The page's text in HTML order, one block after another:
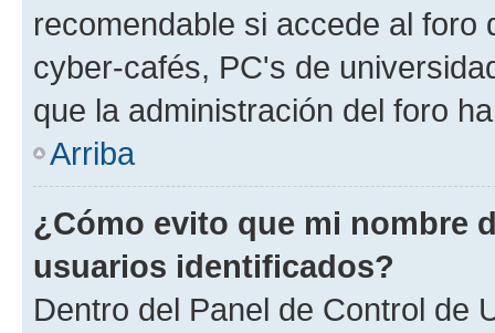
recomendable si accede al foro
cyber-cafés, PC's de
que la administración del foro
Arriba
¿Cómo evito que mi nombre
usuarios identificados?
Dentro del Panel de Control de